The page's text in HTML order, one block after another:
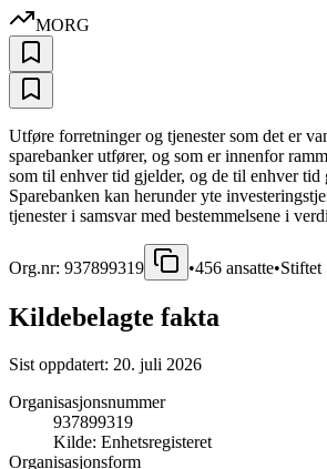
MORG
Utføre forretninger og tjenester som det er
sparebanker utfører, og som er innenfor
som til enhver tid gjelder, og de til enhver tid
Sparebanken kan herunder yte
tjenester i samsvar med bestemmelsene i
Org.nr: 937899319 •456 ansatte•Stiftet
Kildebelagte fakta
Sist oppdatert: 20. juli 2026
Organisasjonsnummer
937899319
Kilde: Enhetsregisteret
Organisasjonsform